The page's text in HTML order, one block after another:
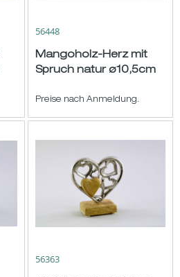
56448
Mangoholz-Herz mit
Spruch natur ø10,5cm
Preise nach Anmeldung.
56363